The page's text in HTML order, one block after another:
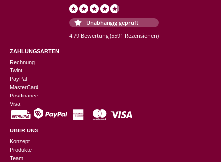
Unabhängig geprüft
4.79 Bewertung (5591 Rezensionen)
ZAHLUNGSARTEN
Rechnung
Twint
PayPal
MasterCard
Postfinance
Visa
ÜBER UNS
Konzept
Produkte
Team